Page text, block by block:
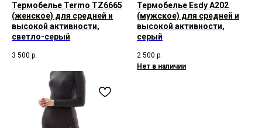
Термобелье Termo TZ6665
(женское) для средней и
высокой активности,
светло-серый
3 500 р.
Термобелье Esdy A202
(мужское) для средней и
высокой активности,
серый
2 500 р.
Нет в наличии